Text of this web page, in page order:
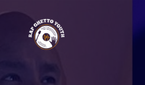
content